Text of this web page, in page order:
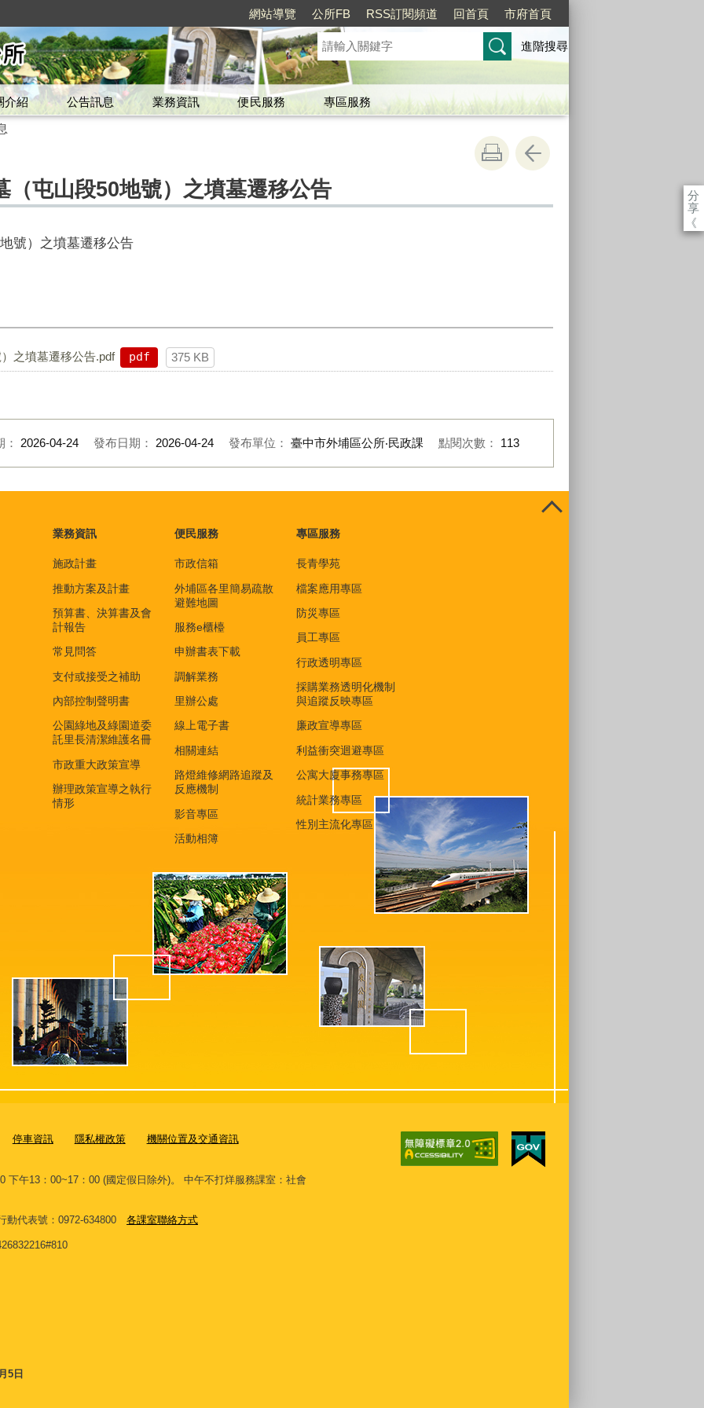
網站導覽 公所FB RSS訂閱頻道 回首頁 市府首頁
進階搜尋
介紹 公告訊息 業務資訊 便民服務
專區服務
分
享
《
（屯山段50地號）之墳墓遷移公告
號）之墳墓遷移公告
之墳墓遷移公告.pdf pdf 375 KB
： 2026-04-24 發布日期： 2026-04-24 發布單位： 臺中市外埔區公所‧民政課 點閱次數： 113
業務資訊
施政計畫
推動方案及計畫
預算書、決算書及會
計報告
常見問答
支付或接受之補助
內部控制聲明書
公園綠地及綠園道委
託里長清潔維護名冊
市政重大政策宣導
辦理政策宣導之執行
情形
便民服務
市政信箱
外埔區各里簡易疏散
避難地圖
服務e櫃檯
申辦書表下載
調解業務
里辦公處
線上電子書
相關連結
路燈維修網路追蹤及
反應機制
影音專區
活動相簿
專區服務
長青學苑
檔案應用專區
防災專區
員工專區
行政透明專區
採購業務透明化機制
與追蹤反映專區
廉政宣導專區
利益衝突迴避專區
公寓大廈事務專區
統計業務專區
性別主流化專區
停車資訊 隱私權政策 機關位置及交通資訊
下午13：00~17：00 (國定假日除外)。 中午不打烊服務課室：社會
動代表號：0972-634800 各課室聯絡方式
5日